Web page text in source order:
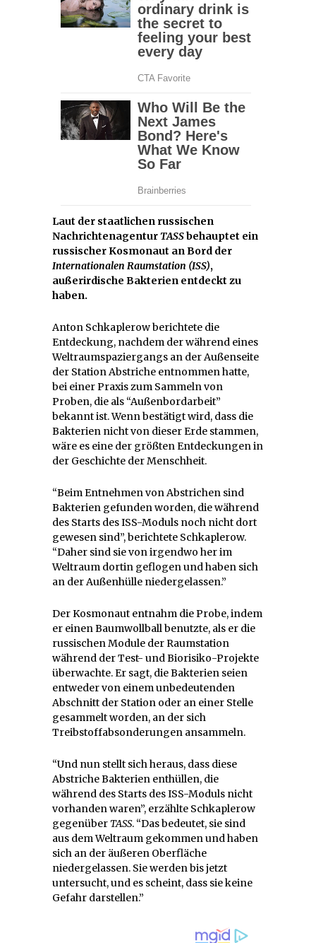
Laut der staatlichen russischen
NachrichtenagenturTASSbehauptet ein
russischer Kosmonaut an Bord der
Internationalen Raumstation (ISS),
außerirdische Bakterien entdeckt zu
haben.
Anton Schkaplerow berichtete die
Entdeckung, nachdem der während eines
Weltraumspaziergangs an der Außenseite
der Station Abstriche entnommen hatte,
bei einer Praxis zum Sammeln von
Proben, die als “Außenbordarbeit”
bekannt ist. Wenn bestätigt wird, dass die
Bakterien nicht von dieser Erde stammen,
wäre es eine der größten Entdeckungen in
der Geschichte der Menschheit.
“Beim Entnehmen von Abstrichen sind
Bakterien gefunden worden, die während
des Starts des ISS-Moduls noch nicht dort
gewesen sind”, berichtete Schkaplerow.
“Daher sind sie von irgendwo her im
Weltraum dortin geflogen und haben sich
an der Außenhülle niedergelassen.”
Der Kosmonaut entnahm die Probe, indem
er einen Baumwollball benutzte, als er die
russischen Module der Raumstation
während der Test- und Biorisiko-Projekte
überwachte. Er sagt, die Bakterien seien
entweder von einem unbedeutenden
Abschnitt der Station oder an einer Stelle
gesammelt worden, an der sich
Treibstoffabsonderungen ansammeln.
“Und nun stellt sich heraus, dass diese
Abstriche Bakterien enthüllen, die
während des Starts des ISS-Moduls nicht
vorhanden waren”, erzählte Schkaplerow
gegenüber TASS. “Das bedeutet, sie sind
aus dem Weltraum gekommen und haben
sich an der äußeren Oberfläche
niedergelassen. Sie werden bis jetzt
untersucht, und es scheint, dass sie keine
Gefahr darstellen.”